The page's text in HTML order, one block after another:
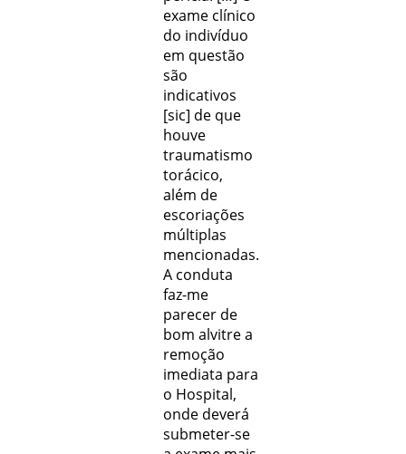
exame clínico
do indivíduo
em questão
são
indicativos
[sic] de que
houve
traumatismo
torácico,
além de
escoriações
múltiplas
mencionadas.
A conduta
faz-me
parecer de
bom alvitre a
remoção
imediata para
o Hospital,
onde deverá
submeter-se